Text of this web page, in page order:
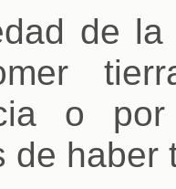
de
o
de haber